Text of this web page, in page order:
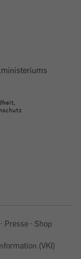
Presse
Shop
(VKI)